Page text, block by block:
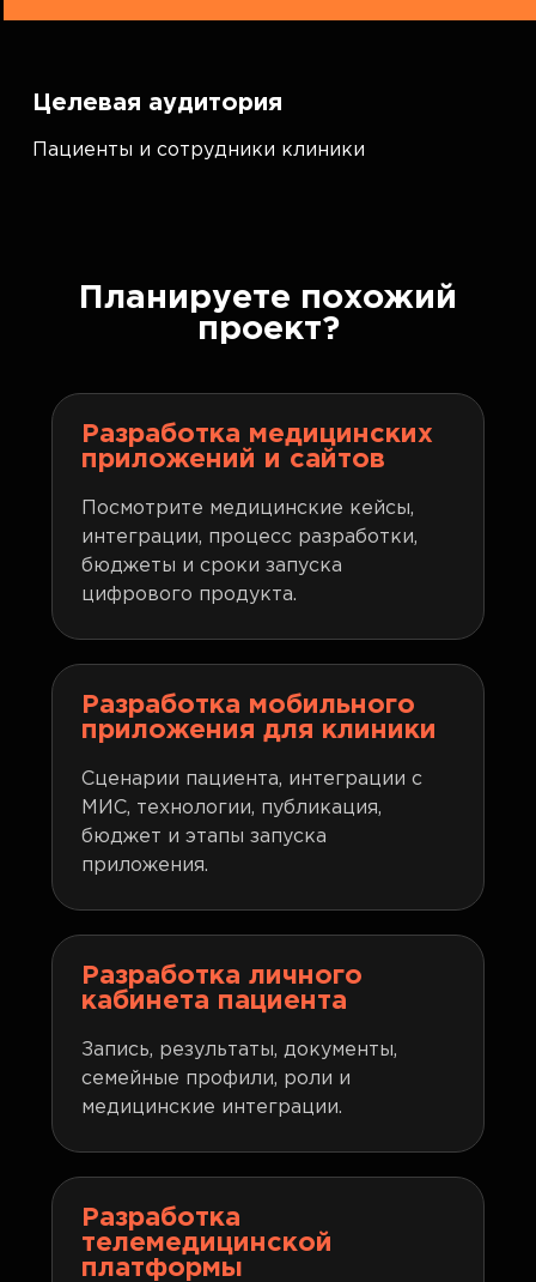
Целевая аудитория
Пациенты и сотрудники клиники
Планируете похожий
проект?
Разработка медицинских
приложений и сайтов
Посмотрите медицинские кейсы,
интеграции, процесс разработки,
бюджеты и сроки запуска
цифрового продукта.
Разработка мобильного
приложения для клиники
Сценарии пациента, интеграции с
МИС, технологии, публикация,
бюджет и этапы запуска
приложения.
Разработка личного
кабинета пациента
Запись, результаты, документы,
семейные профили, роли и
медицинские интеграции.
Разработка
телемедицинской
платформы